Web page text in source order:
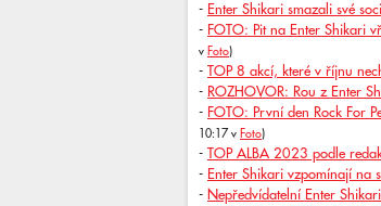
- Enter Shikari smazali své
- FOTO: Pit na Enter Shikari
v Foto)
- TOP 8 akcí, které v říjnu
- ROZHOVOR: Rou z Enter
- FOTO: První den Rock For
10:17 v Foto)
- TOP ALBA 2023 podle
- Enter Shikari vzpomínají na
- Nepředvídatelní Enter